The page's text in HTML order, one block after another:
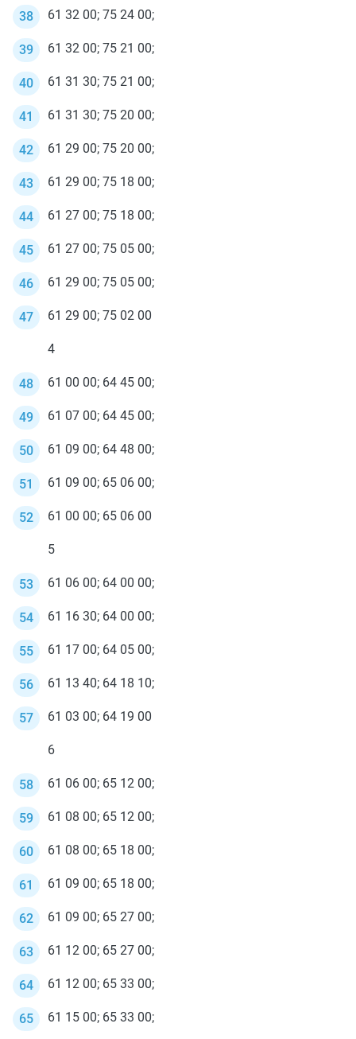
61 32 00; 75 24 00;
61 32 00; 75 21 00;
61 31 30; 75 21 00;
61 31 30; 75 20 00;
61 29 00; 75 20 00;
61 29 00; 75 18 00;
61 27 00; 75 18 00;
61 27 00; 75 05 00;
61 29 00; 75 05 00;
61 29 00; 75 02 00
4
61 00 00; 64 45 00;
61 07 00; 64 45 00;
61 09 00; 64 48 00;
61 09 00; 65 06 00;
61 00 00; 65 06 00
5
61 06 00; 64 00 00;
61 16 30; 64 00 00;
61 17 00; 64 05 00;
61 13 40; 64 18 10;
61 03 00; 64 19 00
6
61 06 00; 65 12 00;
61 08 00; 65 12 00;
61 08 00; 65 18 00;
61 09 00; 65 18 00;
61 09 00; 65 27 00;
61 12 00; 65 27 00;
61 12 00; 65 33 00;
61 15 00; 65 33 00;